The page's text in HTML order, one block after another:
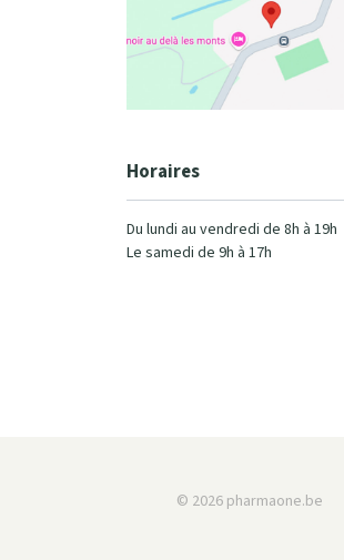
Horaires
Du lundi au vendredi de 8h à 19h
Le samedi de 9h à 17h
© 2026 pharmaone.be